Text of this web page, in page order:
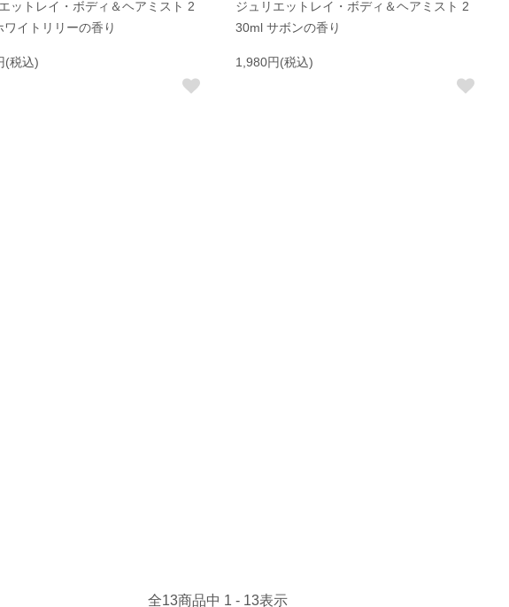
ットレイ・ボディ＆ヘアミスト 2
ワイトリリーの香り
(税込)
ジュリエットレイ・ボディ＆ヘアミスト 2
30ml サボンの香り
1,980円(税込)
全13商品中 1 - 13表示